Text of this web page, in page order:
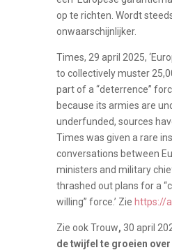
op te richten. Wordt
onwaarschijnlijker.
Times, 29 april 2025,
to collectively muster
part of a “deterrence”
because its armies are
underfunded, sources
Times was given a rare
conversations between
ministers and military
thrashed out plans for a
willing” force.’ Zie https://
Zie ook Trouw, 30 april
de twijfel te groeien over